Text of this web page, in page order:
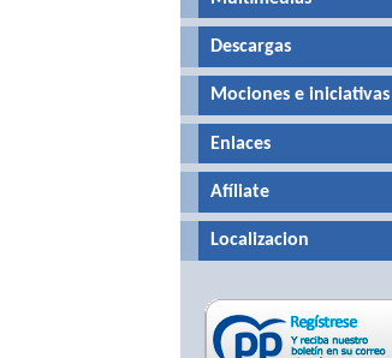
Descargas
Mociones e iniciativas
Enlaces
Afíliate
Localizacion